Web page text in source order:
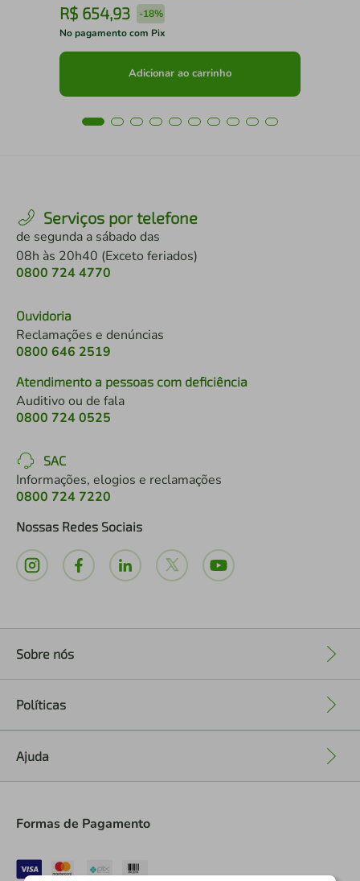
R$ 654,93 -18%
No pagamento com Pix
Adicionar ao carrinho
Serviços por telefone
de segunda a sábado das
08h às 20h40 (Exceto feriados)
0800 724 4770
Ouvidoria
Reclamações e denúncias
0800 646 2519
Atendimento a pessoas com deficiência
Auditivo ou de fala
0800 724 0525
SAC
Informações, elogios e reclamações
0800 724 7220
Nossas Redes Sociais
Sobre nós
Políticas
Ajuda
Formas de Pagamento